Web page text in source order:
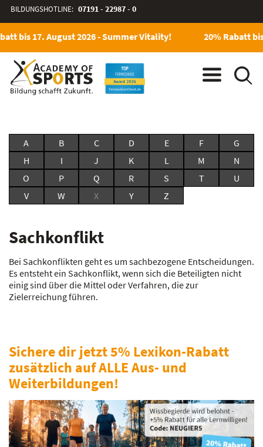
BILDUNGSHOTLINE: 07191 - 22987 - 0
bis 17. August 2026 - Summer Vitality! 20% Rabatt
A B C D E F
G
H
I J K L M
N
O
P Q R S T
U
V
W X Y Z
Sachkonflikt
Bei Sachkonflikten geht es um sachbezogene Entscheidungen.
Es entsteht ein Sachkonflikt, wenn sich die Beteiligten nicht
einig sind über die Mittel oder Verfahren, die zur
Zielerreichung führen.
Sichere dir jetzt 5% Lexikon-Rabatt
zusätzlich auf ALLE Aus- und
Weiterbildungen!